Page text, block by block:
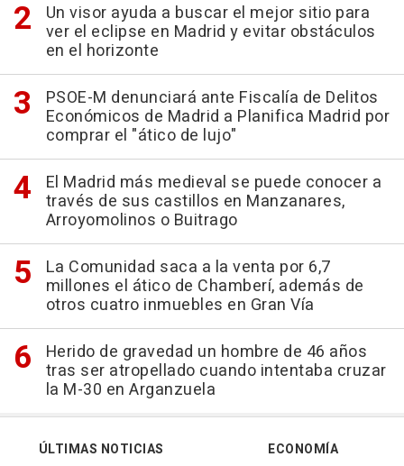
Un visor ayuda a buscar el mejor sitio para
ver el eclipse en Madrid y evitar obstáculos
en el horizonte
PSOE-M denunciará ante Fiscalía de Delitos
Económicos de Madrid a Planifica Madrid por
comprar el "ático de lujo"
El Madrid más medieval se puede conocer a
través de sus castillos en Manzanares,
Arroyomolinos o Buitrago
La Comunidad saca a la venta por 6,7
millones el ático de Chamberí, además de
otros cuatro inmuebles en Gran Vía
Herido de gravedad un hombre de 46 años
tras ser atropellado cuando intentaba cruzar
la M-30 en Arganzuela
ÚLTIMAS NOTICIAS
ECONOMÍA